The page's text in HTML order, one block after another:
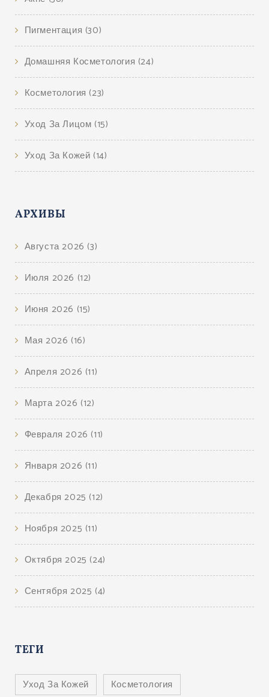
Пигментация (30)
Домашняя Косметология (24)
Косметология (23)
Уход За Лицом (15)
Уход За Кожей (14)
АРХИВЫ
Августа 2026 (3)
Июля 2026 (12)
Июня 2026 (15)
Мая 2026 (16)
Апреля 2026 (11)
Марта 2026 (12)
Февраля 2026 (11)
Января 2026 (11)
Декабря 2025 (12)
Ноября 2025 (11)
Октября 2025 (24)
Сентября 2025 (4)
ТЕГИ
Уход За Кожей
Косметология